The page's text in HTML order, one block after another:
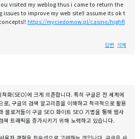
visited my weblog thus i came to return the
to improve my web site!I assume its ok t
https://myciedomow.pl/casino/highfl
답변 삭제
화(SEO)에 크게 의존합니다. 특히 구글은 전 세계에
로, 구글의 검색 알고리즘을 이해하고 적극적으로 활용
블로거들이 구글 SEO 화이트 SEO 기법을 통해 웹사
색 트래픽을 증가시키기 위해 노력하고 있습니다.